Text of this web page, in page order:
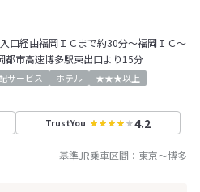
口経由福岡ＩＣまで約30分～福岡ＩＣ～
都市高速博多駅東出口より15分
サービス ホテル
★★★以上
TrustYou 4.2
基準JR乗車区間： 東京～博多